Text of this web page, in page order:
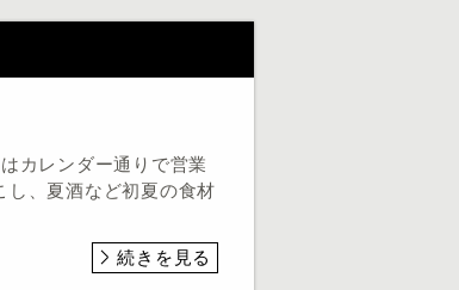
カレンダー通りで営業
し、夏酒など初夏の食材
続きを見る